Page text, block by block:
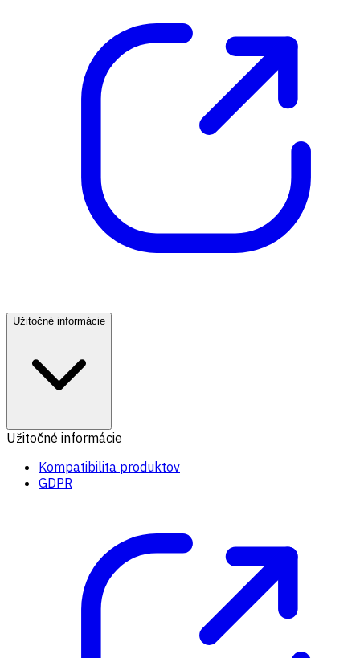
Užitočné informácie
Užitočné informácie
Kompatibilita produktov
GDPR